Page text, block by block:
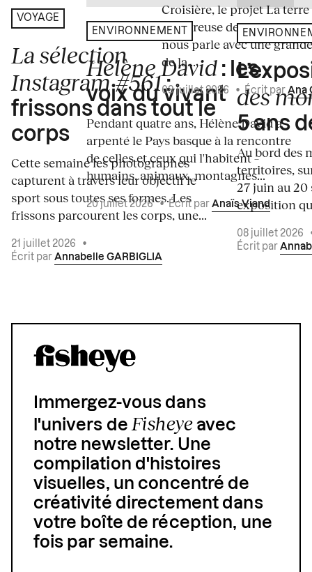
VOYAGE
La sélection
Instagram #561:
frissons dans tout le
corps
Cette semaine les photographes
capturent à travers leur objectif le
sport sous toutes ses formes. Les
frissons parcourent les corps, une...
21 juillet 2026
•
Écrit par Annabelle GARBIGLIA
ENVIRONNEMENT
Hélène David : les
voix du vivant
Pendant quatre ans, Hélène David a
arpenté le Pays basque à la rencontre
de celles et ceux qui l'habitent –
humains, animaux, montagnes...
20 juillet 2026•Écrit par Anaïs Viand
Croisière, le projet La terre
amoureuse de Rebekka
nous parle avec une
de la...
09 juillet 2026 • Écrit par Ana
des
5 ans
Au bord des
territoires,
27 juin au 20
exposition
08 juillet 2026
Écrit par
Immergez-vous dans
l'univers deFisheyeavec
notre newsletter. Une
compilation d'histoires
visuelles, un concentré de
créativité directement dans
votre boîte de réception, une
fois par semaine.